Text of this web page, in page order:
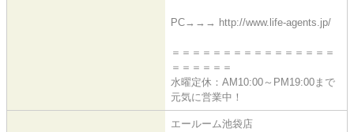
PC→→→ http://www.life-agents.jp/
＝＝＝＝＝＝＝＝＝＝＝＝＝＝＝＝
＝＝＝＝＝＝
水曜定休：AM10:00～PM19:00まで
元気に営業中！
エールーム池袋店